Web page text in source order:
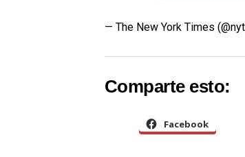
— The New York Times
Comparte esto:
Facebook